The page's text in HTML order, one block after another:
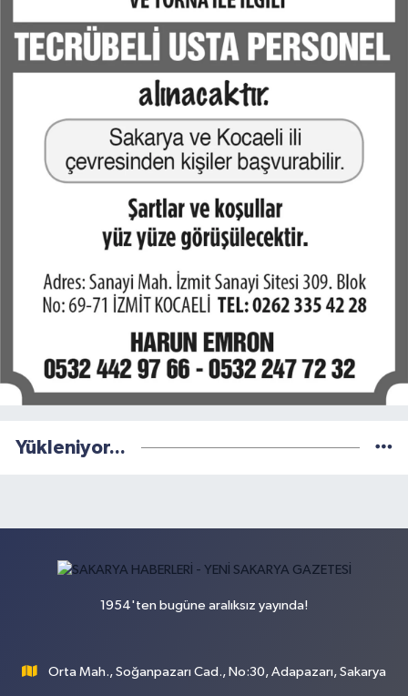
Yükleniyor...
1954'ten bugüne aralıksız yayında!
Orta Mah., Soğanpazarı Cad., No:30, Adapazarı, Sakarya